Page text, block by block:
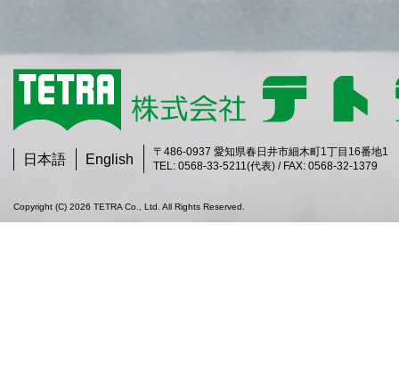
日本語 English
〒486-0937 愛知県春日井市細木町1丁目16番地1
TEL: 0568-33-5211(代表) / FAX: 0568-32-1379
Copyright (C) 2026 TETRA Co., Ltd. All Rights Reserved.